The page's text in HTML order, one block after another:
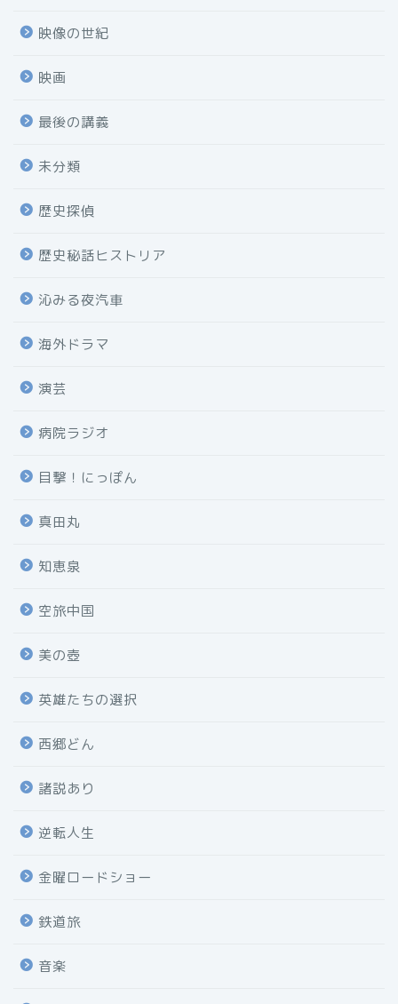
映像の世紀
映画
最後の講義
未分類
歴史探偵
歴史秘話ヒストリア
沁みる夜汽車
海外ドラマ
演芸
病院ラジオ
目撃！にっぽん
真田丸
知恵泉
空旅中国
美の壺
英雄たちの選択
西郷どん
諸説あり
逆転人生
金曜ロードショー
鉄道旅
音楽